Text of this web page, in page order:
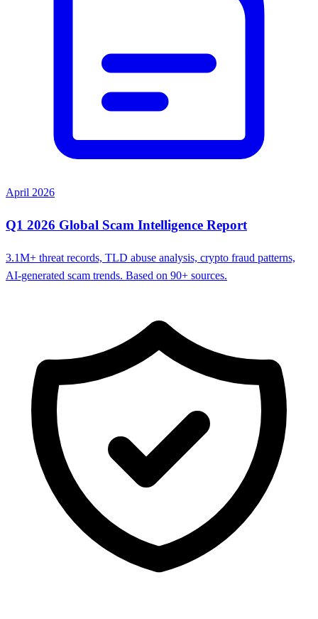
April 2026
Q1 2026 Global Scam Intelligence Report
3.1M+ threat records, TLD abuse analysis, crypto fraud patterns,
AI-generated scam trends. Based on 90+ sources.